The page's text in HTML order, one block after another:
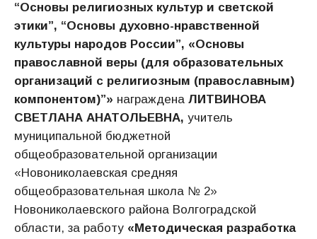
“Основы религиозных культур и светской
этики”, “Основы духовно-нравственной
культуры народов России”, «Основы
православной веры (для образовательных
организаций с религиозным (православным)
компонентом)”» награждена ЛИТВИНОВА
СВЕТЛАНА АНАТОЛЬЕВНА, учитель
муниципальной бюджетной
общеобразовательной организации
«Новониколаевская средняя
общеобразовательная школа № 2»
Новониколаевского района Волгоградской
области, за работу «Методическая разработка